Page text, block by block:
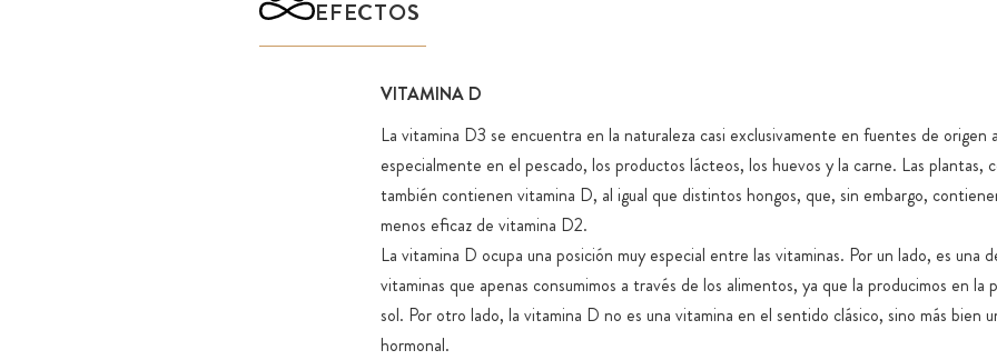
absorberse perfectamente. Además, los aceites son muy cómodos de
cápsulas o comprimidos. Todos nuestros aceites disponen de pipetas de
vidrio de alta calidad para echar cómodamente el número exacto de
gotas. A diferencia de los frascos cuentagotas, que suelen ser difíciles
de manejar y tienden a mancharse, las pipetas de vidrio se caracterizan
Envío en
magnesio,
En la
artificiales,
específicos
EFECTOS
VITAMINA D
La vitamina D3 se encuentra en la naturaleza casi exclusivamente en fuentes de origen
especialmente en el pescado, los productos lácteos, los huevos y la carne. Las plantas,
también contienen vitamina D, al igual que distintos hongos, que, sin embargo,
menos eficaz de vitamina D2.
La vitamina D ocupa una posición muy especial entre las vitaminas. Por un lado, es una
vitaminas que apenas consumimos a través de los alimentos, ya que la producimos en la
sol. Por otro lado, la vitamina D no es una vitamina en el sentido clásico, sino más bien
hormonal.